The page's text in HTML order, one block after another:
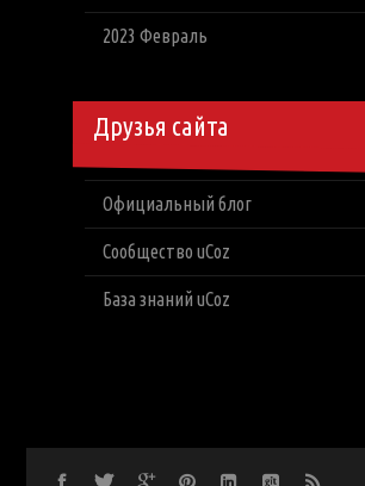
2023 Февраль
Друзья сайта
Официальный блог
Сообщество uCoz
База знаний uCoz